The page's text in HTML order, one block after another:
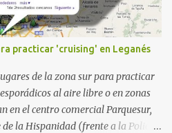
practicar 'cruising' en Leganés
de la zona sur para practicar
al aire libre o en zonas
en el centro comercial Parquesur,
de la Hispanidad (frente a la Policía